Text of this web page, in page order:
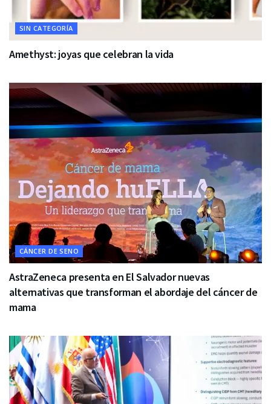
SIN CATEGORÍA
Amethyst: joyas que celebran la vida
CÁNCER DE SENO
AstraZeneca presenta en El Salvador nuevas
alternativas que transforman el abordaje del cáncer de
mama